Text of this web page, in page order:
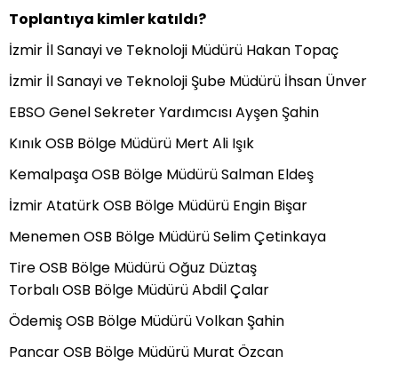
Toplantıya kimler katıldı?
İzmir İl Sanayi ve Teknoloji Müdürü Hakan Topaç
İzmir İl Sanayi ve Teknoloji Şube Müdürü İhsan Ünver
EBSO Genel Sekreter Yardımcısı Ayşen Şahin
Kınık OSB Bölge Müdürü Mert Ali Işık
Kemalpaşa OSB Bölge Müdürü Salman Eldeş
İzmir Atatürk OSB Bölge Müdürü Engin Bişar
Menemen OSB Bölge Müdürü Selim Çetinkaya
Tire OSB Bölge Müdürü Oğuz Düztaş
Torbalı OSB Bölge Müdürü Abdil Çalar
Ödemiş OSB Bölge Müdürü Volkan Şahin
Pancar OSB Bölge Müdürü Murat Özcan